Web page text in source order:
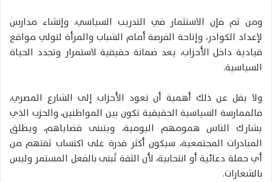
ومن ثم فإن الاستثمار في التدريب السياسي، وإنشاء مدارس
لإعداد الكوادر، وإتاحة الفرصة أمام الشباب والمرأة لتولي مواقع
قيادية داخل الأحزاب، يعد ضمانة حقيقية لاستمرار وتجدد الحياة
السياسية.
ولا يقل عن ذلك أهمية أن تعود الأحزاب إلى الشارع المصري،
فالممارسة السياسية الحقيقية تكون بين المواطنين، والحزب الذي
يشارك الناس همومهم اليومية، ويتبنى قضاياهم، ويطلق
المبادرات المجتمعية، سيكون أكثر قدرة على اكتساب ثقتهم من
أي حملة دعائية أو انتخابية، لأن الثقة تُبنى بالفعل المستمر وليس
بالشعارات.